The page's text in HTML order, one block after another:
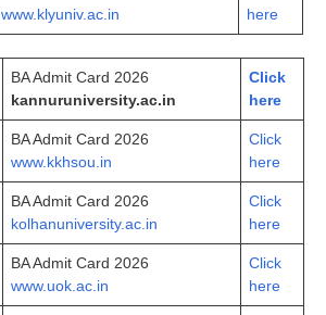
www.klyuniv.ac.in
here
BA Admit Card 2026
kannuruniversity.ac.in
Click
here
BA Admit Card 2026
www.kkhsou.in
Click
here
BA Admit Card 2026
kolhanuniversity.ac.in
Click
here
BA Admit Card 2026
www.uok.ac.in
Click
here